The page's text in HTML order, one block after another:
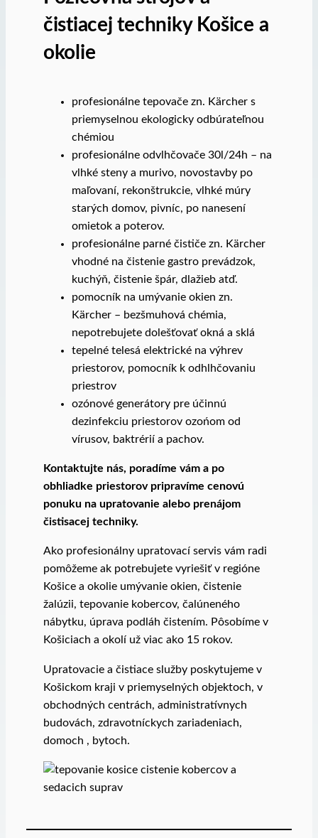
čistiacej techniky Košice a
okolie
profesionálne tepovače zn. Kärcher s
priemyselnou ekologicky odbúrateľnou
chémiou
profesionálne odvlhčovače 30l/24h – na
vlhké steny a murivo, novostavby po
maľovaní, rekonštrukcie, vlhké múry
starých domov, pivníc, po nanesení
omietok a poterov.
profesionálne parné čističe zn. Kärcher
vhodné na čistenie gastro prevádzok,
kuchýň, čistenie špár, dlažieb atď.
pomocník na umývanie okien zn.
Kärcher – bezšmuhová chémia,
nepotrebujete dolešťovať okná a sklá
tepelné telesá elektrické na výhrev
priestorov, pomocník k odhlhčovaniu
priestrov
ozónové generátory pre účinnú
dezinfekciu priestorov ozońom od
vírusov, baktrérií a pachov.
Kontaktujte nás, poradíme vám a po
obhliadke priestorov pripravíme cenovú
ponuku na upratovanie alebo prenájom
čistisacej techniky.
Ako profesionálny upratovací servis vám radi
pomôžeme ak potrebujete vyriešiť v regióne
Košice a okolie umývanie okien, čistenie
žalúzii, tepovanie kobercov, čalúneného
nábytku, úprava podláh čistením. Pôsobíme v
Košiciach a okolí už viac ako 15 rokov.
Upratovacie a čistiace služby poskytujeme v
Košickom kraji v priemyselných objektoch, v
obchodných centrách, administratívnych
budovách, zdravotníckych zariadeniach,
domoch , bytoch.